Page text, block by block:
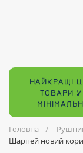
НАЙКРАЩІ
ТОВАРИ У
Головна
Шарпей новий